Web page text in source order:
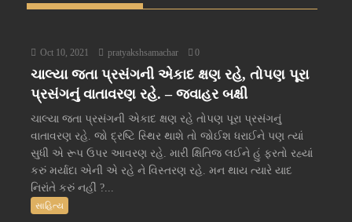
Oct 10, 2021 pratyakshsamachar 0
ચાલ્યા જતા પ્રસંગની એકાદ ક્ષણ રહે, તોપણ પૂરા
પ્રસંગનું વાતાવરણ રહે. – જવાહર બક્ષી
ચાલ્યા જતા પ્રસંગની એકાદ ક્ષણ રહે તોપણ પૂરા પ્રસંગનું
વાતાવરણ રહે. જો દ્રષ્ટિ સ્થિર થાશે તો જોઈશ ધરાઈને પણ ત્યાં
સુધી એ રૂપ ઉપર આવરણ રહે. મારી ક્ષિતિજ લઈને હું ફરતો રહ્યાં
કરું મર્યાદા એની એ રહે ને વિસ્તરણ રહે. મન થાય ત્યારે યાદ
નિરાંતે કરું નહીં ?...
સાહિત્ય